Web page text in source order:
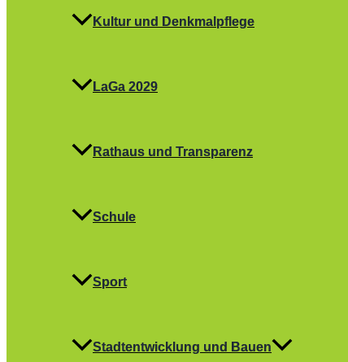
Kultur und Denkmalpflege
LaGa 2029
Rathaus und Transparenz
Schule
Sport
Stadtentwicklung und Bauen